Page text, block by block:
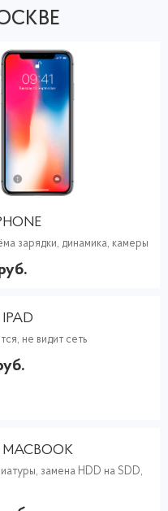
зарядки, динамика, камеры
не видит сеть
замена HDD на SDD,